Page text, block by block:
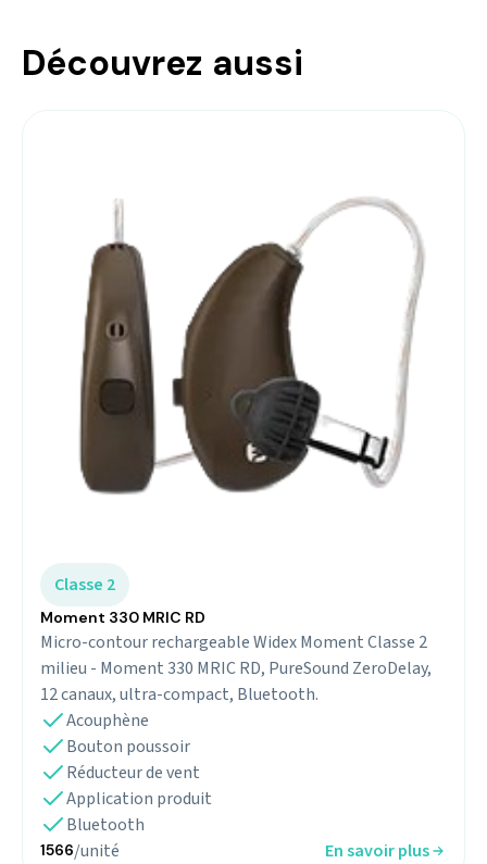
Découvrez aussi
Classe 2
Moment 330 MRIC RD
Micro-contour rechargeable Widex Moment Classe 2
milieu - Moment 330 MRIC RD, PureSound ZeroDelay,
12 canaux, ultra-compact, Bluetooth.
Acouphène
Bouton poussoir
Réducteur de vent
Application produit
Bluetooth
1566/unité En savoir plus